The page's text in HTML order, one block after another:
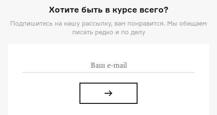
Хотите быть в курсе всего?
Подпишитесь на нашу рассылку, вам понравится. Мы обещаем
писать редко и по делу